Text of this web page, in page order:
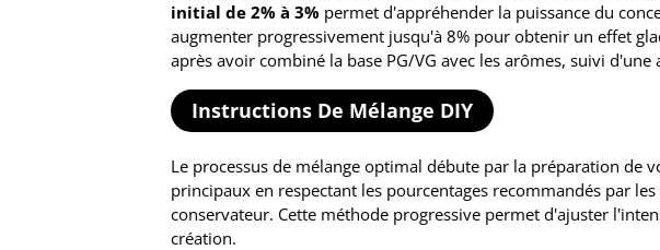
initial de 2% à 3% permet d'appréhender la puissance du
augmenter progressivement jusqu'à 8% pour obtenir un effet
après avoir combiné la base PG/VG avec les arômes, suivi
Instructions De Mélange DIY
Le processus de mélange optimal débute par la préparation de
principaux en respectant les pourcentages recommandés par
conservateur. Cette méthode progressive permet d'ajuster
création.